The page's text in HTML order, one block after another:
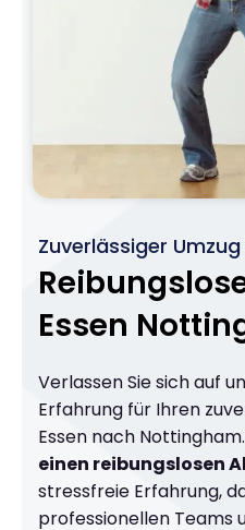
Zuverlässiger
Essen
Verlassen Sie sich auf
Erfahrung für Ihren
Essen nach
einen reibungslosen
stressfreie Erfahrung,
professionellen Teams